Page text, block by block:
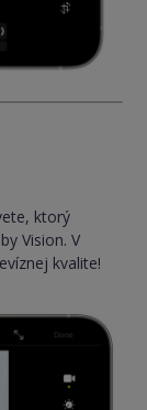
ktorý
Vision. V
kvalite!